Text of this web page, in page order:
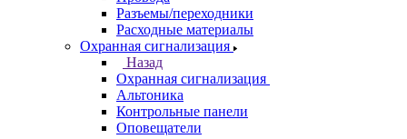
Разъемы/переходники
Расходные материалы
Охранная сигнализация
Назад
Охранная сигнализация
Альтоника
Контрольные панели
Оповещатели